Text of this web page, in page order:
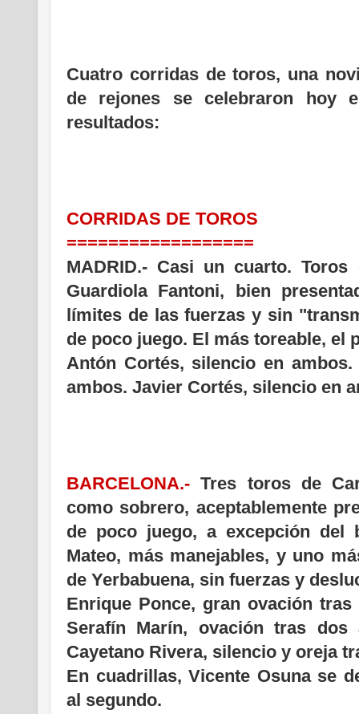
Cuatro corridas de toros, una
de rejones se celebraron hoy
resultados:
CORRIDAS DE TOROS
==================
MADRID.- Casi un cuarto.
Guardiola Fantoni, bien
límites de las fuerzas y sin
de poco juego. El más toreable, el
Antón Cortés, silencio en
ambos. Javier Cortés, silencio en
BARCELONA.- Tres toros de
como sobrero, aceptablemente
de poco juego, a excepción del
Mateo, más manejables, y uno
de Yerbabuena, sin fuerzas y
Enrique Ponce, gran ovación
Serafín Marín, ovación tras
Cayetano Rivera, silencio y oreja
En cuadrillas, Vicente Osuna se
al segundo.